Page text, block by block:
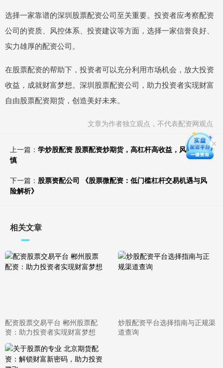
选择一家靠谱的深圳股票配资公司至关重要。投资者应考察配资
公司的资质、风控体系、投资建议等方面，选择一家信誉良好、
实力雄厚的配资公司。
在股票配资的帮助下，投资者可以充分利用市场机会，放大投资
收益，成就财富梦想。深圳股票配资公司，助力投资者实现财富
自由股票配资期货，创造美好未来。
文章为作者独立观点，不代表配资网观点
上一篇： 学炒股配资 股票配资炒期货，高杠杆高收益，风险需谨
慎
下一篇： 股票资配公司 《股票微配资：低门槛杠杆交易机遇与风
险解析》
相关文章
配资股票交易平台 郴州股票配
资：助力投资者实现财富梦想
炒股配资平台选择指南与正规渠
道查询